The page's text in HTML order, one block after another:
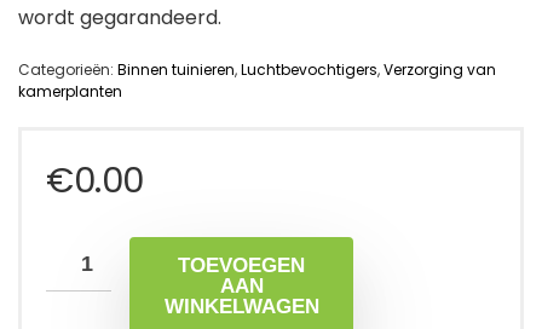
wordt gegarandeerd.
Categorieën: Binnen tuinieren,Luchtbevochtigers,Verzorging van
kamerplanten
€0.00
TOEVOEGEN
AAN
WINKELWAGEN